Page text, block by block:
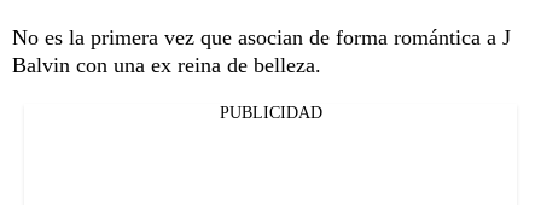
No es la primera vez que asocian de forma romántica a J
Balvin con una ex reina de belleza.
PUBLICIDAD